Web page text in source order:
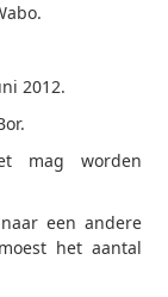
2012.
mag worden
een andere
het aantal